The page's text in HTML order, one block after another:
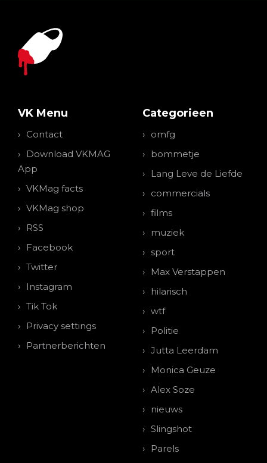
VK Menu
Contact
Download VKMAG
App
VKMag facts
VKMag shop
RSS
Facebook
Twitter
Instagram
Tik Tok
Privacy settings
Partnerberichten
Categorieen
omfg
bommetje
Lang Leve de Liefde
commercials
films
muziek
sport
Max Verstappen
hilarisch
wtf
Politie
Jutta Leerdam
Monica Geuze
Alex Soze
nieuws
Slingshot
Parels